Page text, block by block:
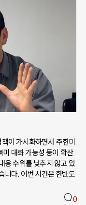
이 가시화하면서 주한미
대화 가능성 등이 확산
응 수위를 낮추지 않고 있
니다. 이번 시간은 한반도
0